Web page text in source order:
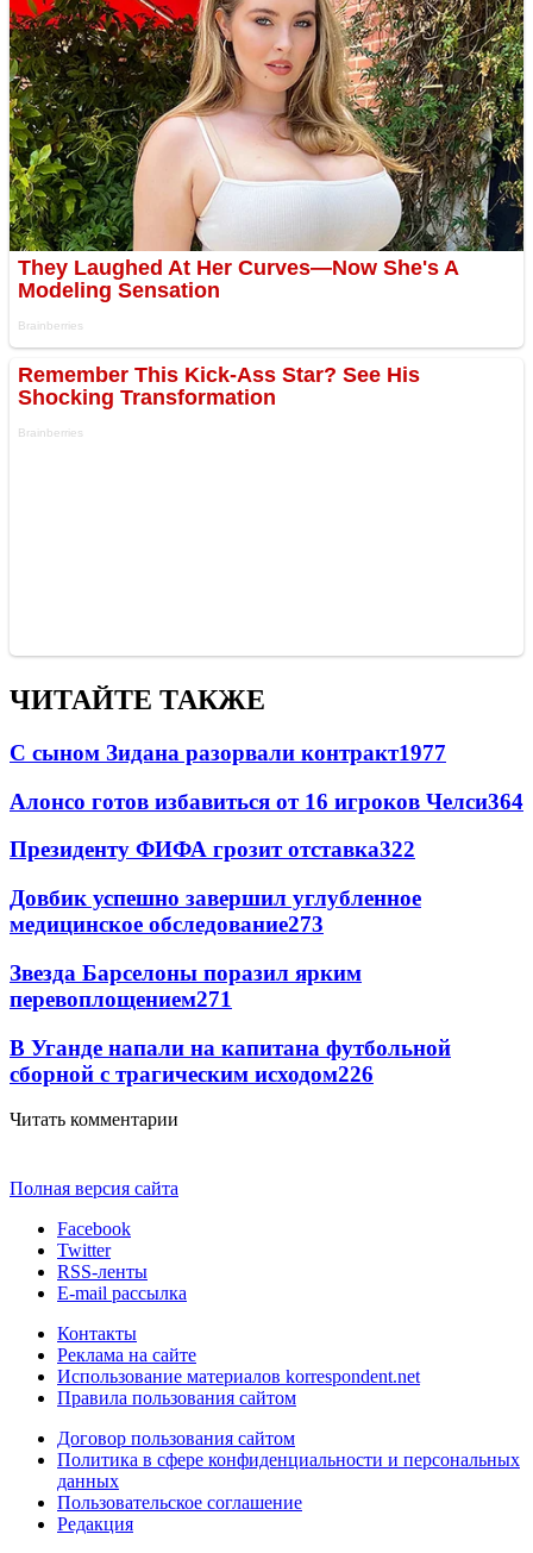
ЧИТАЙТЕ ТАКЖЕ
С сыном Зидана разорвали контракт1977
Алонсо готов избавиться от 16 игроков Челси364
Президенту ФИФА грозит отставка322
Довбик успешно завершил углубленное
медицинское обследование273
Звезда Барселоны поразил ярким
перевоплощением271
В Уганде напали на капитана футбольной
сборной с трагическим исходом226
Читать комментарии
Полная версия сайта
Facebook
Twitter
RSS-ленты
E-mail рассылка
Контакты
Реклама на сайте
Использование материалов korrespondent.net
Правила пользования сайтом
Договор пользования сайтом
Политика в сфере конфиденциальности и персональных
данных
Пользовательское соглашение
Редакция